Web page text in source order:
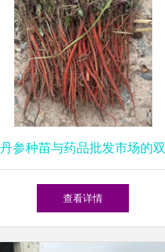
丹参种苗与药品批发市场的双
轨发展 机遇、挑战与规范路
查看详情